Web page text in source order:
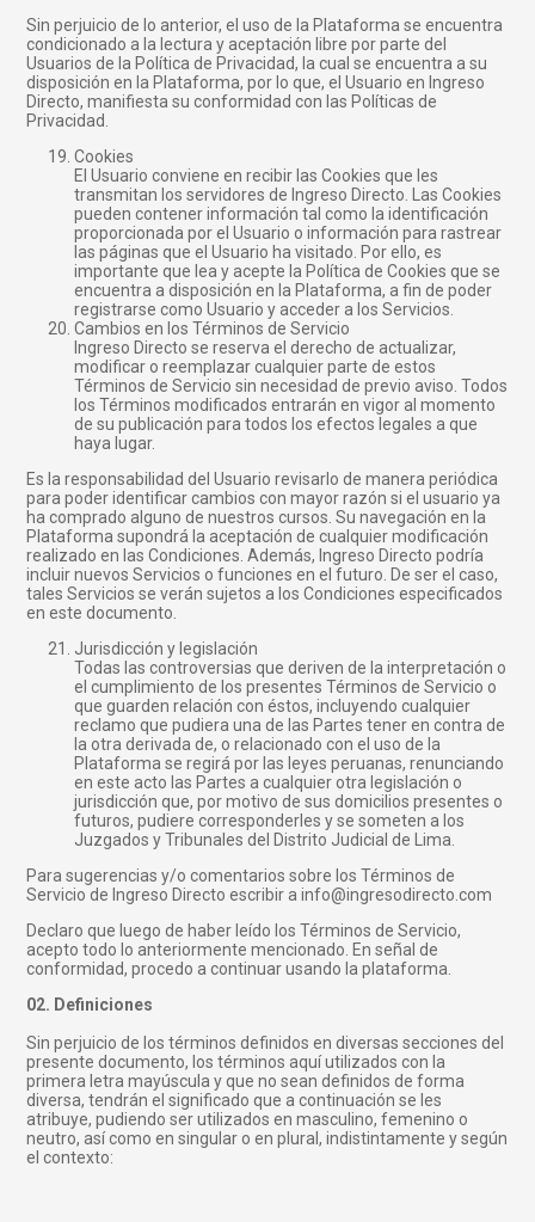
Sin perjuicio de lo anterior, el uso de la Plataforma se encuentra
condicionado a la lectura y aceptación libre por parte del
Usuarios de la Política de Privacidad, la cual se encuentra a su
disposición en la Plataforma, por lo que, el Usuario en Ingreso
Directo, manifiesta su conformidad con las Políticas de
Privacidad.
Cookies
El Usuario conviene en recibir las Cookies que les
transmitan los servidores de Ingreso Directo. Las Cookies
pueden contener información tal como la identificación
proporcionada por el Usuario o información para rastrear
las páginas que el Usuario ha visitado. Por ello, es
importante que lea y acepte la Política de Cookies que se
encuentra a disposición en la Plataforma, a fin de poder
registrarse como Usuario y acceder a los Servicios.
Cambios en los Términos de Servicio
Ingreso Directo se reserva el derecho de actualizar,
modificar o reemplazar cualquier parte de estos
Términos de Servicio sin necesidad de previo aviso. Todos
los Términos modificados entrarán en vigor al momento
de su publicación para todos los efectos legales a que
haya lugar.
Es la responsabilidad del Usuario revisarlo de manera periódica
para poder identificar cambios con mayor razón si el usuario ya
ha comprado alguno de nuestros cursos. Su navegación en la
Plataforma supondrá la aceptación de cualquier modificación
realizado en las Condiciones. Además, Ingreso Directo podría
incluir nuevos Servicios o funciones en el futuro. De ser el caso,
tales Servicios se verán sujetos a los Condiciones especificados
en este documento.
Jurisdicción y legislación
Todas las controversias que deriven de la interpretación o
el cumplimiento de los presentes Términos de Servicio o
que guarden relación con éstos, incluyendo cualquier
reclamo que pudiera una de las Partes tener en contra de
la otra derivada de, o relacionado con el uso de la
Plataforma se regirá por las leyes peruanas, renunciando
en este acto las Partes a cualquier otra legislación o
jurisdicción que, por motivo de sus domicilios presentes o
futuros, pudiere corresponderles y se someten a los
Juzgados y Tribunales del Distrito Judicial de Lima.
Para sugerencias y/o comentarios sobre los Términos de
Servicio de Ingreso Directo escribir a info@ingresodirecto.com
Declaro que luego de haber leído los Términos de Servicio,
acepto todo lo anteriormente mencionado. En señal de
conformidad, procedo a continuar usando la plataforma.
02. Definiciones
Sin perjuicio de los términos definidos en diversas secciones del
presente documento, los términos aquí utilizados con la
primera letra mayúscula y que no sean definidos de forma
diversa, tendrán el significado que a continuación se les
atribuye, pudiendo ser utilizados en masculino, femenino o
neutro, así como en singular o en plural, indistintamente y según
el contexto: